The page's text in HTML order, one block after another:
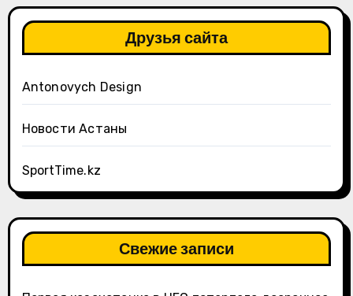
Друзья сайта
Antonovych Design
Новости Астаны
SportTime.kz
Свежие записи